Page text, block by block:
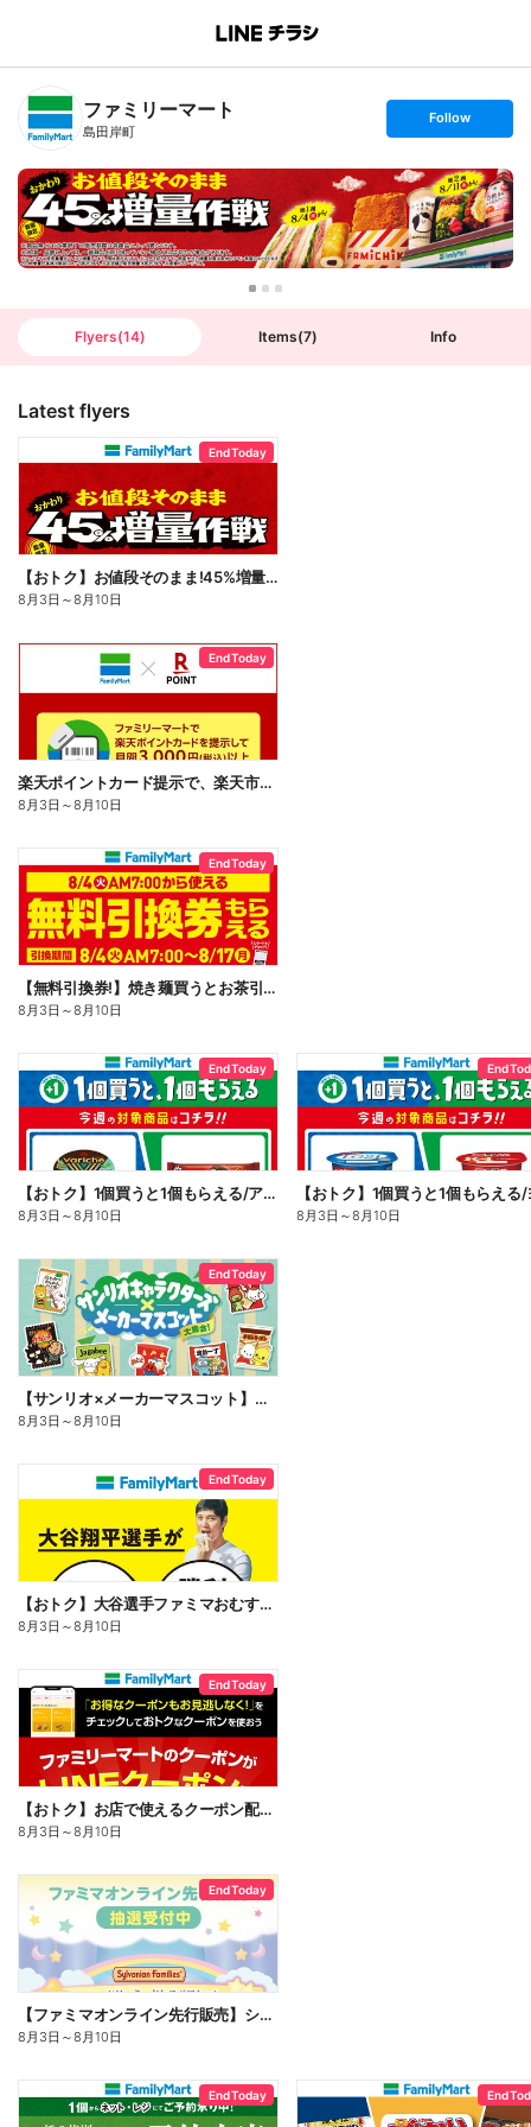
B
n
T
ファミリーマート
島田岸町
s
t
o
l
l
o
w
Follow
Flyers(14) Items(7) Info
Latest flyers
End Today
【おトク】お値段そのまま!45%増量作戦!
8月3日 ～8月10日
End Today
楽天ポイントカード提示で、楽天市場でのお買い物がおトクに!
8月3日 ～8月10日
End Today
【無料引換券!】焼き麺買うとお茶引換券貰える!
8月3日 ～8月10日
End Today
【おトク】1個買うと1個もらえる/アイス
8月3日 ～8月10日
End
8月3日 ～8月10日
End Today
【サンリオ×メーカーマスコット】オリジナルグッズ貰える!
8月3日 ～8月10日
End Today
【おトク】大谷選手ファミマおむすび割
8月3日 ～8月10日
End Today
【おトク】お店で使えるクーポン配信中
8月3日 ～8月10日
End Today
【ファミマオンライン先行販売】シルバニアファミリー
8月3日 ～8月10日
End Today End